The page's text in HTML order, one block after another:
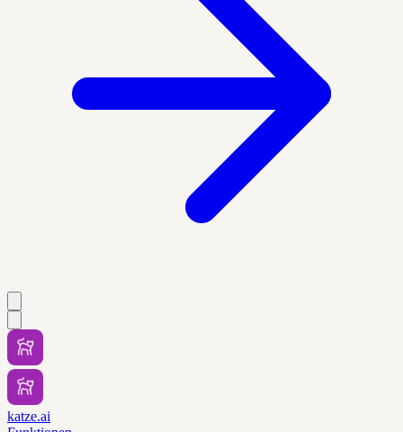
katze.ai